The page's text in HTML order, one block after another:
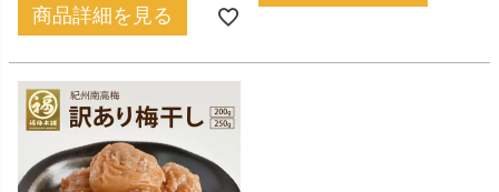
商品詳細を見る